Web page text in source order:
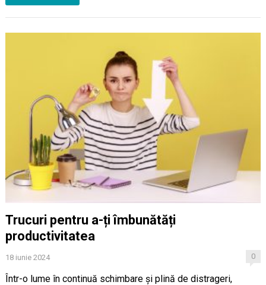
Trucuri pentru a-ți îmbunătăți
productivitatea
18 iunie 2024 0
Într-o lume în continuă schimbare și plină de distrageri,